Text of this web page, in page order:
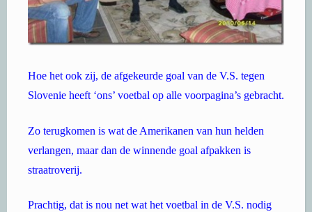
Hoe het ook zij, de afgekeurde goal van de V.S. tegen
Slovenie heeft ‘ons’ voetbal op alle voorpagina’s gebracht.
Zo terugkomen is wat de Amerikanen van hun helden
verlangen, maar dan de winnende goal afpakken is
straatroverij.
Prachtig, dat is nou net wat het voetbal in de V.S. nodig